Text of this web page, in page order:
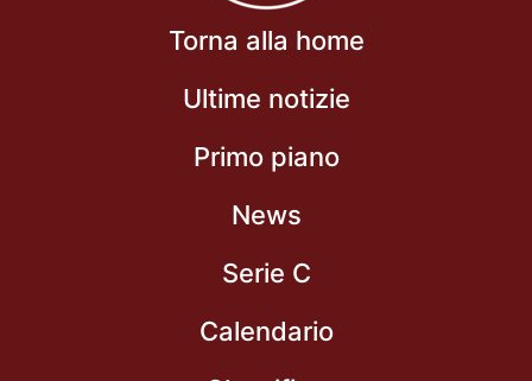
Torna alla home
Ultime notizie
Primo piano
News
Serie C
Calendario